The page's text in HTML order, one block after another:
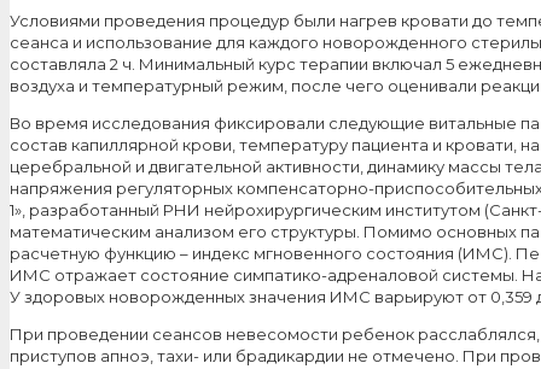
Условиями проведения процедур были нагрев кровати до
сеанса и использование для каждого новорожденного
составляла 2 ч. Минимальный курс терапии включал 5
воздуха и температурный режим, после чего оценивали
Во время исследования фиксировали следующие витальные
состав капиллярной крови, температуру пациента и
церебральной и двигательной активности, динамику массы
напряжения регуляторных компенсаторно-
1», разработанный РНИ нейрохирургическим институтом
математическим анализом его структуры. Помимо основных
расчетную функцию – индекс мгновенного состояния (ИМС).
ИМС отражает состояние симпатико-адреналовой системы.
У здоровых новорожденных значения ИМС варьируют от 0,359
При проведении сеансов невесомости ребенок
приступов апноэ, тахи- или брадикардии не отмечено. При